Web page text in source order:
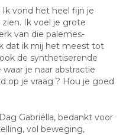
Ik vond het heel fijn je
Ik voel je grote
van die palemes-
dat ik mij het meest tot
de synthetiserende
je naar abstractie
op je vraag ? Hou je goed
Gabriëlla, bedankt voor
vol beweging,